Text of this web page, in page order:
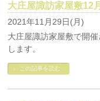
大庄屋諏訪家屋敷12
2021年11月29日(月)
大庄屋諏訪家屋敷で開
します。
この記事を読む